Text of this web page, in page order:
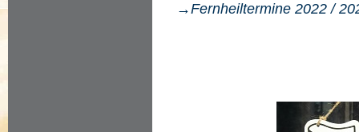
→Fernheiltermine 2022 /